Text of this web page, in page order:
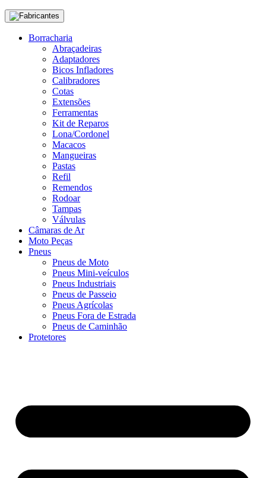
Fabricantes
Borracharia
Abraçadeiras
Adaptadores
Bicos Infladores
Calibradores
Cotas
Extensões
Ferramentas
Kit de Reparos
Lona/Cordonel
Macacos
Mangueiras
Pastas
Refil
Remendos
Rodoar
Tampas
Válvulas
Câmaras de Ar
Moto Peças
Pneus
Pneus de Moto
Pneus Mini-veículos
Pneus Industriais
Pneus de Passeio
Pneus Agrícolas
Pneus Fora de Estrada
Pneus de Caminhão
Protetores